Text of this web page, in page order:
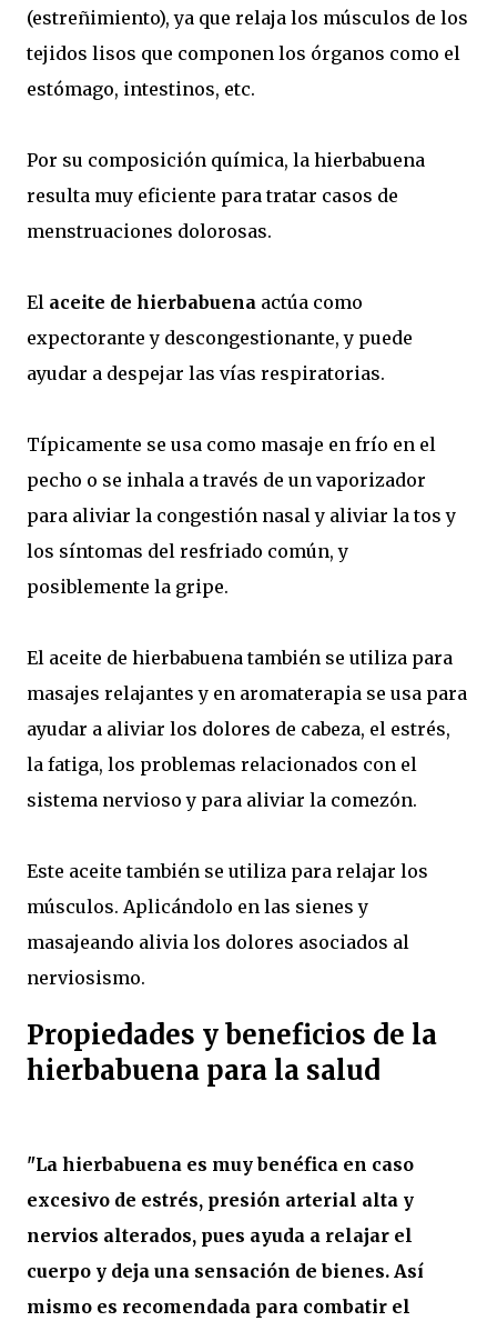
(estreñimiento), ya que relaja los músculos de los
tejidos lisos que componen los órganos como el
estómago, intestinos, etc.
Por su composición química, la hierbabuena
resulta muy eficiente para tratar casos de
menstruaciones dolorosas.
El aceite de hierbabuena actúa como
expectorante y descongestionante, y puede
ayudar a despejar las vías respiratorias.
Típicamente se usa como masaje en frío en el
pecho o se inhala a través de un vaporizador
para aliviar la congestión nasal y aliviar la tos y
los síntomas del resfriado común, y
posiblemente la gripe.
El aceite de hierbabuena también se utiliza para
masajes relajantes y en aromaterapia se usa para
ayudar a aliviar los dolores de cabeza, el estrés,
la fatiga, los problemas relacionados con el
sistema nervioso y para aliviar la comezón.
Este aceite también se utiliza para relajar los
músculos. Aplicándolo en las sienes y
masajeando alivia los dolores asociados al
nerviosismo.
Propiedades y beneficios de la
hierbabuena para la salud
"La hierbabuena es muy benéfica en caso
excesivo de estrés, presión arterial alta y
nervios alterados, pues ayuda a relajar el
cuerpo y deja una sensación de bienes. Así
mismo es recomendada para combatir el